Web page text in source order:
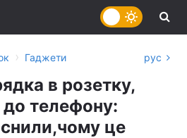
› Гаджети рус
в розетку,
до телефону:
це